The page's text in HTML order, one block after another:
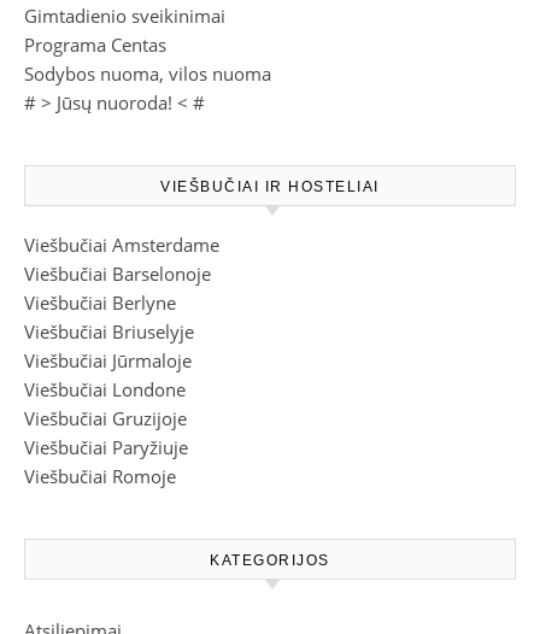
Gimtadienio sveikinimai
Programa Centas
Sodybos nuoma, vilos nuoma
# > Jūsų nuoroda! < #
VIEŠBUČIAI IR HOSTELIAI
Viešbučiai Amsterdame
Viešbučiai Barselonoje
Viešbučiai Berlyne
Viešbučiai Briuselyje
Viešbučiai Jūrmaloje
Viešbučiai Londone
Viešbučiai Gruzijoje
Viešbučiai Paryžiuje
Viešbučiai Romoje
KATEGORIJOS